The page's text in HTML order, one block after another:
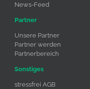
News-Feed
Partner
Unsere Partner
Partner werden
Partnerbereich
Sonstiges
stressfrei AGB